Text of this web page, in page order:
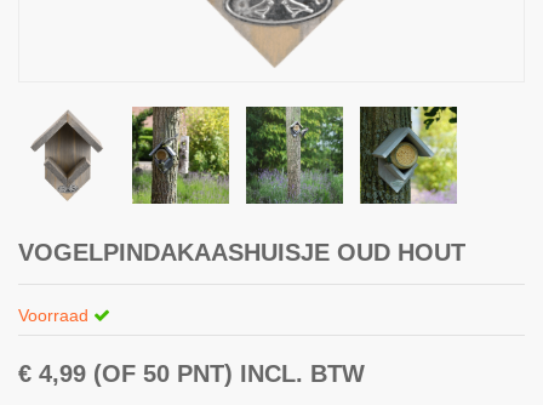
VOGELPINDAKAASHUISJE OUD HOUT
Voorraad
€ 4,99 (OF 50 PNT) INCL. BTW